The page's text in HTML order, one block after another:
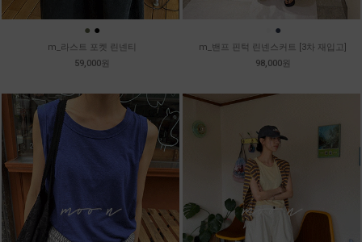
● ●
m_라스트 포켓 린넨티
59,000원
●
m_밴프 핀턱 린넨스커트 [3차 재입고]
98,000원